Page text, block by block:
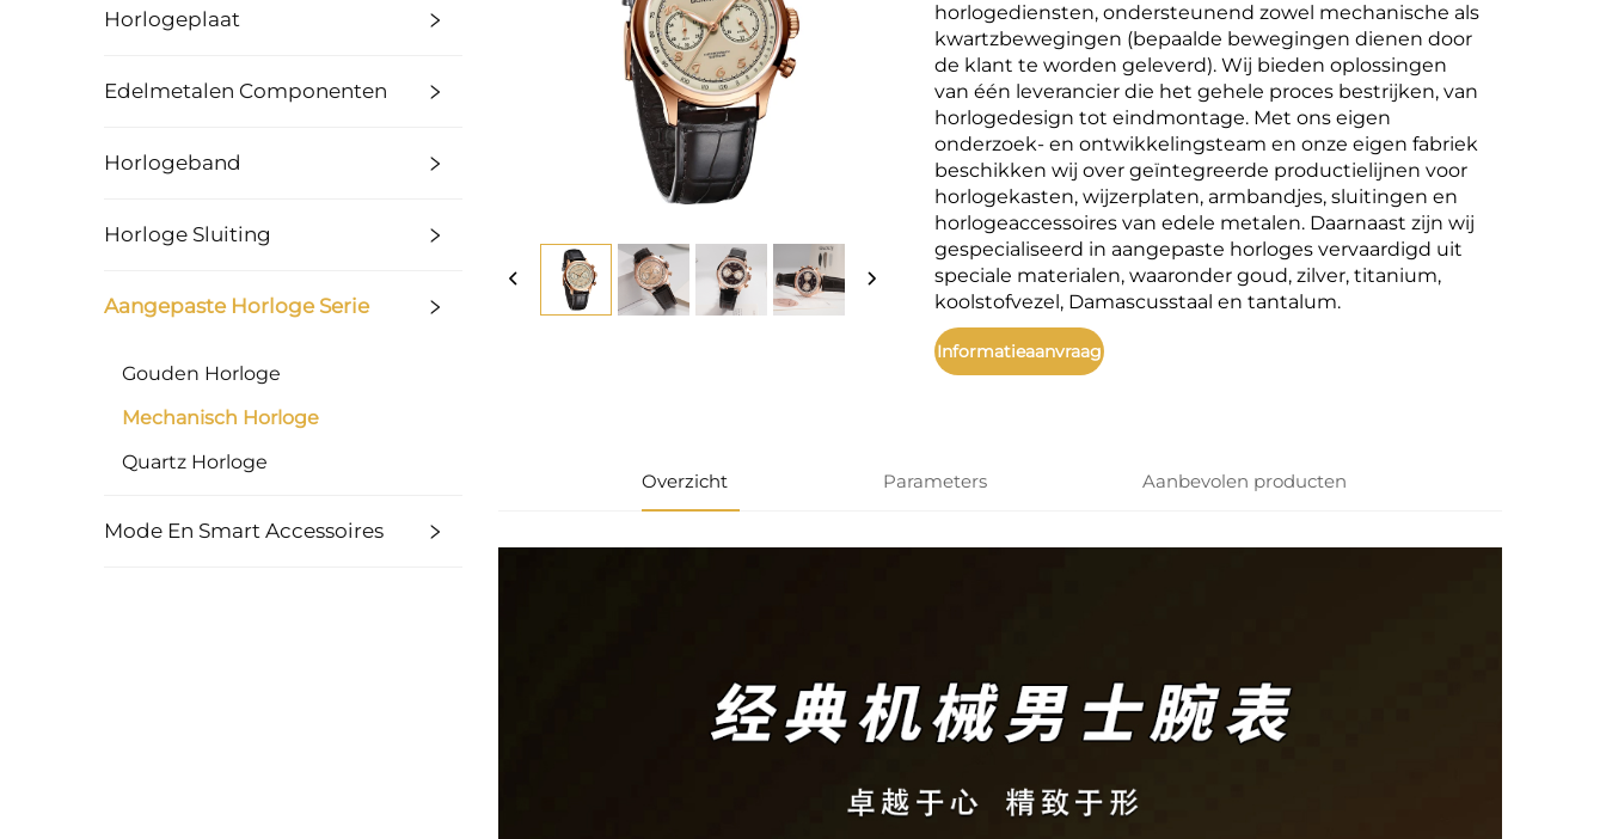
Horlogeplaat
Edelmetalen Componenten
Horlogeband
Horloge Sluiting
Aangepaste Horloge Serie
Gouden Horloge
Mechanisch Horloge
Quartz Horloge
Mode En Smart Accessoires
horlogediensten, ondersteunend zowel mechanische als
kwartzbewegingen (bepaalde bewegingen dienen door
de klant te worden geleverd). Wij bieden oplossingen
van één leverancier die het gehele proces bestrijken, van
horlogedesign tot eindmontage. Met ons eigen
onderzoek- en ontwikkelingsteam en onze eigen fabriek
beschikken wij over geïntegreerde productielijnen voor
horlogekasten, wijzerplaten, armbandjes, sluitingen en
horlogeaccessoires van edele metalen. Daarnaast zijn wij
gespecialiseerd in aangepaste horloges vervaardigd uit
speciale materialen, waaronder goud, zilver, titanium,
koolstofvezel, Damascusstaal en tantalum.
Informatieaanvraag
Overzicht Parameters Aanbevolen producten